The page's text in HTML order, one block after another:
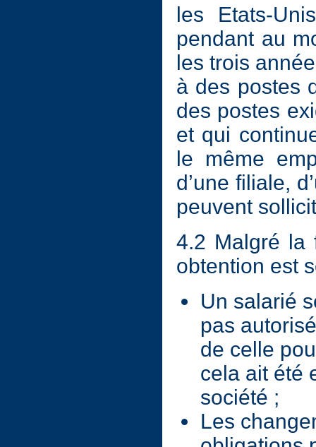
les Etats-
pendant au
les trois
à des postes
des postes
et qui
le même
d’une filiale,
peuvent
4.2 Malgré la
obtention est
Un salarié
pas
de celle
cela ait été
société ;
Les